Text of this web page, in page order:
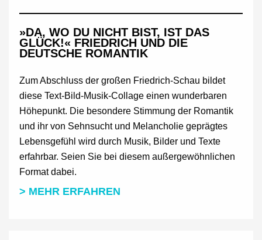
»DA, WO DU NICHT BIST, IST DAS
GLÜCK!« FRIEDRICH UND DIE
DEUTSCHE ROMANTIK
Zum Abschluss der großen Friedrich-Schau bildet
diese Text-Bild-Musik-Collage einen wunderbaren
Höhepunkt. Die besondere Stimmung der Romantik
und ihr von Sehnsucht und Melancholie geprägtes
Lebensgefühl wird durch Musik, Bilder und Texte
erfahrbar. Seien Sie bei diesem außergewöhnlichen
Format dabei.
> MEHR ERFAHREN